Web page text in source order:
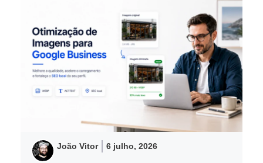
João Vitor 6 julho, 2026